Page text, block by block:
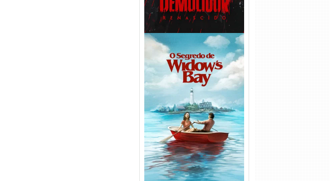
O Segredo de Widow’s Bay
1ª Temporada Torrent (2026)
WEB-DL 1080p Dual Áudio